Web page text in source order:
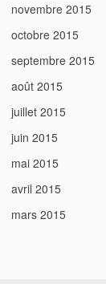
novembre 2015
octobre 2015
septembre 2015
août 2015
juillet 2015
juin 2015
mai 2015
avril 2015
mars 2015